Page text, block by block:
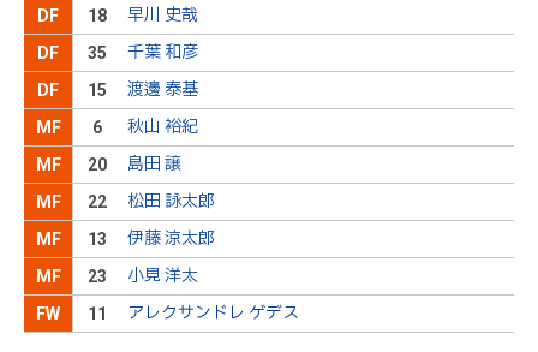
後半25分 ２６石川ＯＵＴ→２０松本ＩＮ
後半25分 ４１長谷川ＯＵＴ→１０ウィリアンリラＩＮ
後半24分
後半19分
ゴール！！！高い位置で谷口がボールを奪うと、す
ぐに高木へつなぐ。前を向いた高木は敵陣中央から
ディフェンスラインの背後へ絶妙なスルーパスを供
給。抜け出した三戸がペナルティエリア中央から右
足でシュートを放ち、ゴール左へ決まって貴重な追
加点を奪う
DF 18 早川 史哉
DF 35 千葉 和彦
DF 15 渡邊 泰基
MF 6 秋山 裕紀
MF 20 島田 譲
MF 22 松田 詠太郎
MF 13 伊藤 涼太郎
MF 23 小見 洋太
FW 11 アレクサンドレ ゲデス